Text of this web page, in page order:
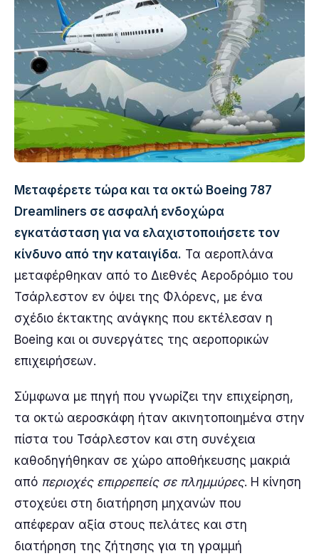
Μεταφέρετε τώρα και τα οκτώ Boeing 787
Dreamliners σε ασφαλή ενδοχώρα
εγκατάσταση για να ελαχιστοποιήσετε τον
κίνδυνο από την καταιγίδα. Τα αεροπλάνα
μεταφέρθηκαν από το Διεθνές Αεροδρόμιο του
Τσάρλεστον εν όψει της Φλόρενς, με ένα
σχέδιο έκτακτης ανάγκης που εκτέλεσαν η
Boeing και οι συνεργάτες της αεροπορικών
επιχειρήσεων.
Σύμφωνα με πηγή που γνωρίζει την επιχείρηση,
τα οκτώ αεροσκάφη ήταν ακινητοποιημένα στην
πίστα του Τσάρλεστον και στη συνέχεια
καθοδηγήθηκαν σε χώρο αποθήκευσης μακριά
από περιοχές επιρρεπείς σε πλημμύρες. Η κίνηση
στοχεύει στη διατήρηση μηχανών που
απέφεραν αξία στους πελάτες και στη
διατήρηση της ζήτησης για τη γραμμή